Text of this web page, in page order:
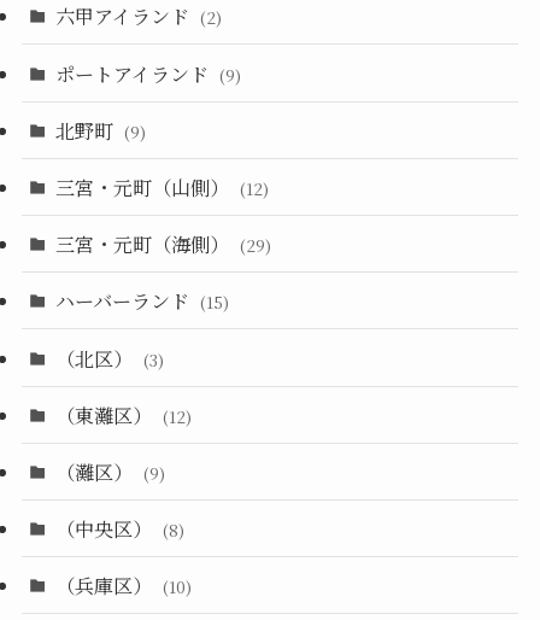
六甲アイランド (2)
ポートアイランド (9)
北野町 (9)
三宮・元町（山側） (12)
三宮・元町（海側） (29)
ハーバーランド (15)
（北区） (3)
（東灘区） (12)
（灘区） (9)
（中央区） (8)
（兵庫区） (10)